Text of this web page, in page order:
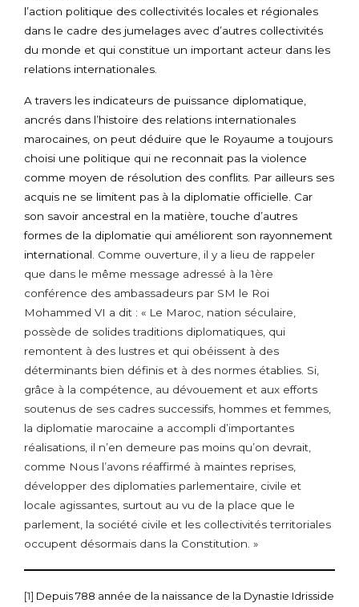
l’action politique des collectivités locales et régionales
dans le cadre des jumelages avec d’autres collectivités
du monde et qui constitue un important acteur dans les
relations internationales.
A travers les indicateurs de puissance diplomatique,
ancrés dans l’histoire des relations internationales
marocaines, on peut déduire que le Royaume a toujours
choisi une politique qui ne reconnait pas la violence
comme moyen de résolution des conflits. Par ailleurs ses
acquis ne se limitent pas à la diplomatie officielle. Car
son savoir ancestral en la matière, touche d’autres
formes de la diplomatie qui améliorent son rayonnement
international. Comme ouverture, il y a lieu de rappeler
que dans le même message adressé à la 1ère
conférence des ambassadeurs par SM le Roi
Mohammed VI a dit : « Le Maroc, nation séculaire,
possède de solides traditions diplomatiques, qui
remontent à des lustres et qui obéissent à des
déterminants bien définis et à des normes établies. Si,
grâce à la compétence, au dévouement et aux efforts
soutenus de ses cadres successifs, hommes et femmes,
la diplomatie marocaine a accompli d’importantes
réalisations, il n’en demeure pas moins qu’on devrait,
comme Nous l’avons réaffirmé à maintes reprises,
développer des diplomaties parlementaire, civile et
locale agissantes, surtout au vu de la place que le
parlement, la société civile et les collectivités territoriales
occupent désormais dans la Constitution. »
[1] Depuis 788 année de la naissance de la Dynastie Idrisside